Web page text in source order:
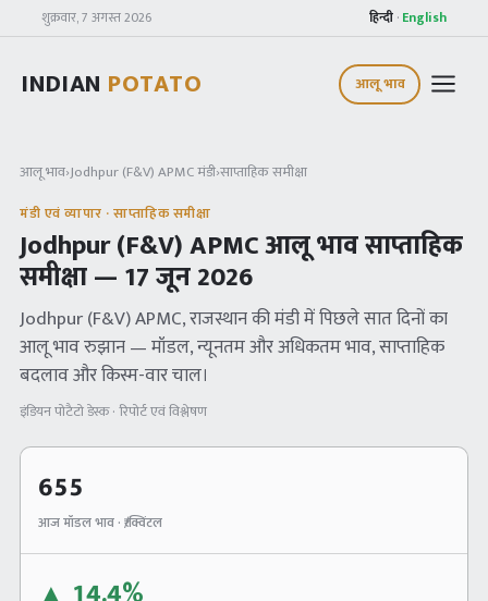
शुक्रवार, 7 अगस्त 2026 हिन्दी · English
INDIAN POTATO आलू भाव
आलू भाव›Jodhpur (F&V) APMCमंडी›साप्ताहिक समीक्षा
मंडी एवं व्यापार · साप्ताहिक समीक्षा
Jodhpur (F&V) APMCआलू भाव साप्ताहिक
समीक्षा — 17 जून 2026
Jodhpur (F&V) APMC, राजस्थानकी मंडी में पिछले सात दिनों का
आलू भाव रुझान — मॉडल, न्यूनतम और अधिकतम भाव, साप्ताहिक
बदलाव और किस्म-वार चाल।
इंडियन पोटैटो डेस्क · रिपोर्ट एवं विश्लेषण
655
आज मॉडल भाव · ₹/क्विंटल